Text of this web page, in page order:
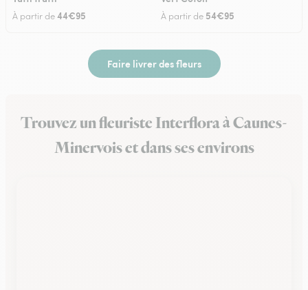
À partir de44€95 À partir de 54€95
Faire livrer des fleurs
Trouvez un fleuriste Interflora à Caunes-
Minervois et dans ses environs